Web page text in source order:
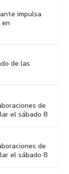
impulsa
de las
de
el sábado 8
de
el sábado 8